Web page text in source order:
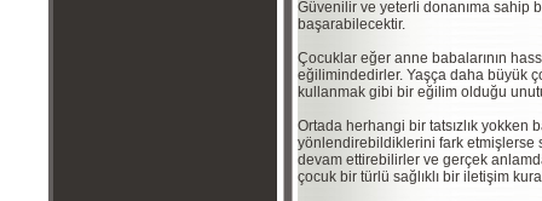
Güvenilir ve yeterli donanıma sahip
başarabilecektir.
Çocuklar eğer anne babalarının
eğilimindedirler. Yaşça daha büyük
kullanmak gibi bir eğilim olduğu
Ortada herhangi bir tatsızlık yokken
yönlendirebildiklerini fark etmişlerse
devam ettirebilirler ve gerçek
çocuk bir türlü sağlıklı bir iletişim